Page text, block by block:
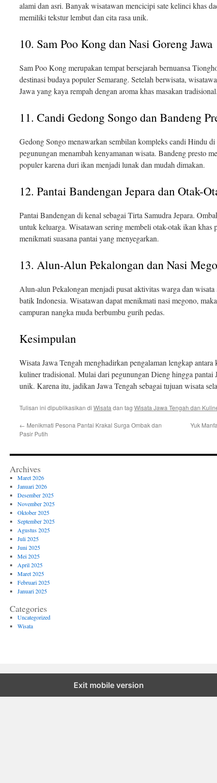
alami dan asri. Banyak wisatawan mencicipi sate kelinci khas
memiliki tekstur lembut dan cita rasa unik.
10. Sam Poo Kong dan Nasi Goreng Jawa
Sam Poo Kong merupakan tempat bersejarah bernuansa
destinasi budaya populer Semarang. Setelah berwisata,
Jawa yang kaya rempah dengan aroma khas masakan
11. Candi Gedong Songo dan Bandeng
Gedong Songo menawarkan sembilan kompleks candi Hindu
pegunungan menambah kenyamanan wisata. Bandeng presto
populer karena duri ikan menjadi lunak dan mudah dimakan.
12. Pantai Bandengan Jepara dan Otak-
Pantai Bandengan di kenal sebagai Tirta Samudra Jepara.
untuk keluarga. Wisatawan sering membeli otak-otak ikan khas
menikmati suasana pantai yang menyegarkan.
13. Alun-Alun Pekalongan dan Nasi
Alun-alun Pekalongan menjadi pusat aktivitas warga dan
batik Indonesia. Wisatawan dapat menikmati nasi megono,
campuran nangka muda berbumbu gurih pedas.
Kesimpulan
Wisata Jawa Tengah menghadirkan pengalaman lengkap
kuliner tradisional. Mulai dari pegunungan Dieng hingga pantai
unik. Karena itu, jadikan Jawa Tengah sebagai tujuan wisata
Tulisan ini dipublikasikan di Wisata dan tag Wisata Jawa Tengah dan
← Menikmati Pesona Pantai Krakal Surga Ombak dan
Pasir Putih
Yuk
Archives
Maret 2026
Januari 2026
Desember 2025
November 2025
Oktober 2025
September 2025
Agustus 2025
Juli 2025
Juni 2025
Mei 2025
April 2025
Maret 2025
Februari 2025
Januari 2025
Categories
Uncategorized
Wisata
Exit mobile version